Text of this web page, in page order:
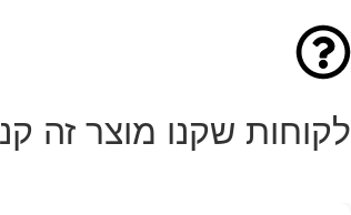
לקוחות שקנו מוצר זה